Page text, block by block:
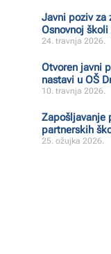
Javni poziv za
Osnovnoj
24. travnja 2026.
Otvoren javni
nastavi u OŠ
10. travnja 2026.
Zapošljavanje
partnerskih
25. ožujka 2026.